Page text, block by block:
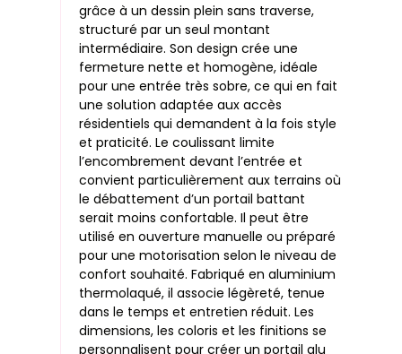
grâce à un dessin plein sans traverse,
structuré par un seul montant
intermédiaire. Son design crée une
fermeture nette et homogène, idéale
pour une entrée très sobre, ce qui en fait
une solution adaptée aux accès
résidentiels qui demandent à la fois style
et praticité. Le coulissant limite
l’encombrement devant l’entrée et
convient particulièrement aux terrains où
le débattement d’un portail battant
serait moins confortable. Il peut être
utilisé en ouverture manuelle ou préparé
pour une motorisation selon le niveau de
confort souhaité. Fabriqué en aluminium
thermolaqué, il associe légèreté, tenue
dans le temps et entretien réduit. Les
dimensions, les coloris et les finitions se
personnalisent pour créer un portail alu